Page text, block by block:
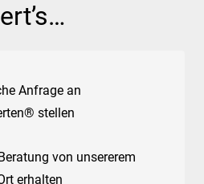
Anfrage an
stellen
von unsererem
erhalten